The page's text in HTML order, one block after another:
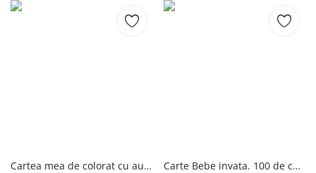
Cartea mea de colorat cu autocolante. Lipeste si coloreaza. Disney Dorinta Editura Litera
Carte Bebe invata. 100 de cuvinte. La ferma Editura Litera